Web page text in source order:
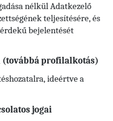
nélkül Adatkezelő
teljesítésére, és
bejelentését
(továbbá profilalkotás)
ideértve a
jogai